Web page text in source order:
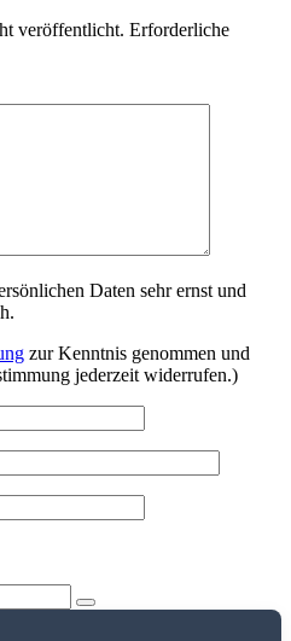
veröffentlicht. Erforderliche
Daten sehr ernst und
zur Kenntnis genommen und
jederzeit widerrufen.)